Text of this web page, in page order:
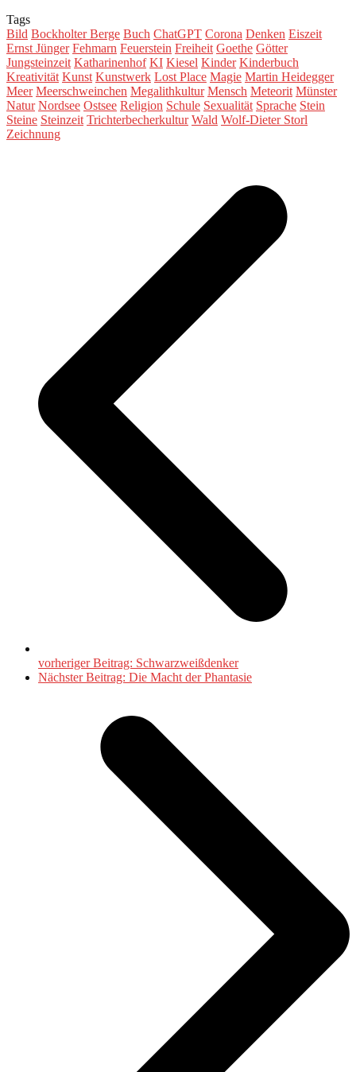
Tags
Bild Bockholter Berge Buch ChatGPT Corona Denken Eiszeit
Ernst Jünger Fehmarn Feuerstein Freiheit Goethe Götter
Jungsteinzeit Katharinenhof KI Kiesel Kinder Kinderbuch
Kreativität Kunst Kunstwerk Lost Place Magie Martin Heidegger
Meer Meerschweinchen Megalithkultur Mensch Meteorit Münster
Natur Nordsee Ostsee Religion Schule Sexualität Sprache Stein
Steine Steinzeit Trichterbecherkultur Wald Wolf-Dieter Storl
Zeichnung
vorheriger Beitrag: Schwarzweißdenker
Nächster Beitrag: Die Macht der Phantasie